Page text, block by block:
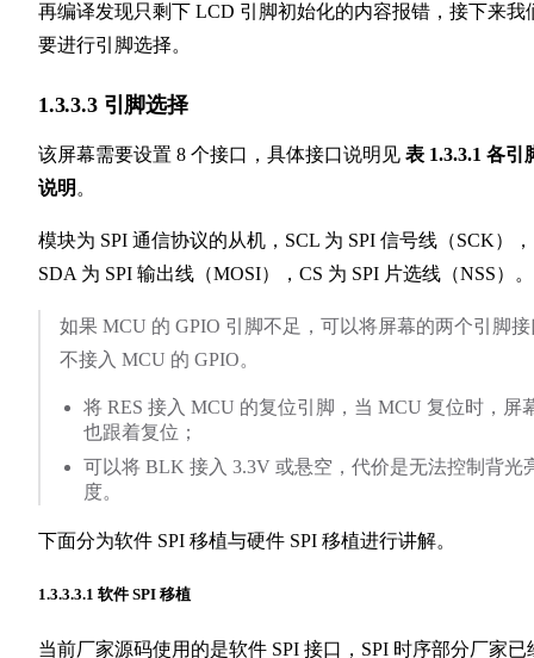
再编译发现只剩下 LCD 引脚初始化的内容报错，接下来我
要进行引脚选择。
1.3.3.3 引脚选择
该屏幕需要设置 8 个接口，具体接口说明见 表 1.3.3.1 各引
说明 。
模块为 SPI 通信协议的从机，SCL 为 SPI 信号线（SCK），
SDA 为 SPI 输出线（MOSI），CS 为 SPI 片选线（NSS）。
如果 MCU 的 GPIO 引脚不足，可以将屏幕的两个引脚接
不接入 MCU 的 GPIO。
将 RES 接入 MCU 的复位引脚，当 MCU 复位时，屏
也跟着复位；
可以将 BLK 接入 3.3V 或悬空，代价是无法控制背光
度。
下面分为软件 SPI 移植与硬件 SPI 移植进行讲解。
1.3.3.3.1 软件 SPI 移植
当前厂家源码使用的是软件 SPI 接口，SPI 时序部分厂家已